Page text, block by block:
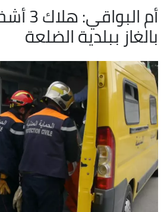
أم
بالغاز ببلدية الضلعة